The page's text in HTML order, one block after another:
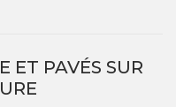
ET PAVÉS SUR